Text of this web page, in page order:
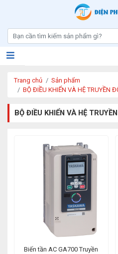
Trang chủ
Sản phẩm
BỘ ĐIỀU KHIỂN VÀ HỆ TRUYỀN
BỘ ĐIỀU KHIỂN VÀ HỆ
Biến tần AC GA700 Truyền